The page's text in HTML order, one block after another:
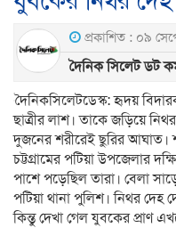
প্রকাশিত : ০৯
দৈনিক সিলেট ডট
দৈনিকসিলেটডেস্ক: হৃদয়
ছাত্রীর লাশ। তাকে জড়িয়ে
দুজনের শরীরেই ছুরির আঘাত।
চট্টগ্রামের পটিয়া উপজেলার
পাশে পড়েছিল তারা। বেলা
পটিয়া থানা পুলিশ। নিথর দেহ
কিন্তু দেখা গেল যুবকের প্রাণ